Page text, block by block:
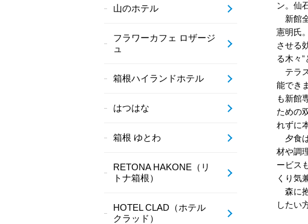
ン。仙
新館
憲明氏
させる
る木々
テラ
能でき
も新館
ための
れずに
夕食
材や調
ービス
くり気
森に
したい
山のホテル
フラワーカフェ ロザージ
ュ
箱根ハイランドホテル
はつはな
箱根 ゆとわ
RETONA HAKONE（リ
トナ箱根）
HOTEL CLAD（ホテル
クラッド）